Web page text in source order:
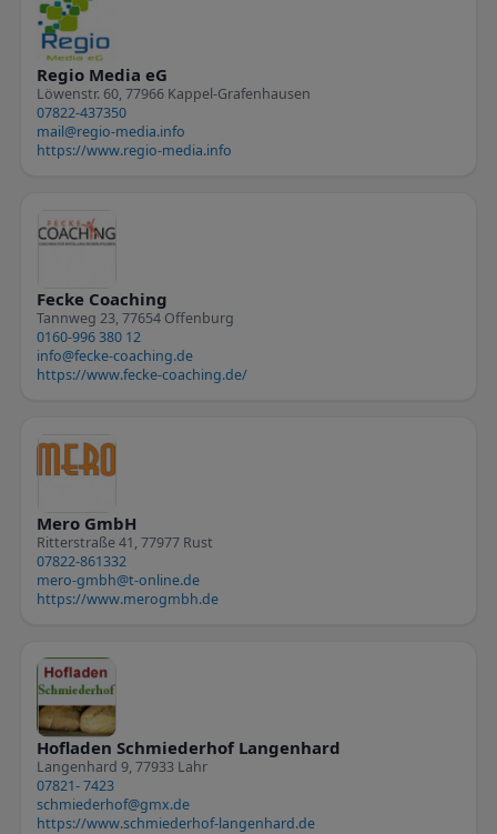
Regio Media eG
Löwenstr. 60, 77966 Kappel-Grafenhausen
07822-437350
mail@regio-media.info
https://www.regio-media.info
Fecke Coaching
Tannweg 23, 77654 Offenburg
0160-996 380 12
info@fecke-coaching.de
https://www.fecke-coaching.de/
Mero GmbH
Ritterstraße 41, 77977 Rust
07822-861332
mero-gmbh@t-online.de
https://www.merogmbh.de
Hofladen Schmiederhof Langenhard
Langenhard 9, 77933 Lahr
07821- 7423
schmiederhof@gmx.de
https://www.schmiederhof-langenhard.de